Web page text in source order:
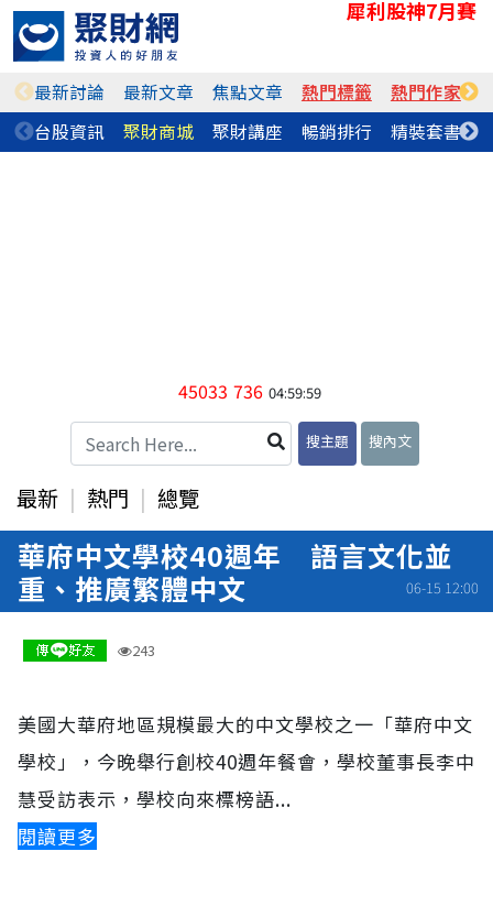
犀利股神7月賽
最新討論 最新文章 焦點文章 熱門標籤 熱門作家
台股資訊
聚財商城 聚財講座 暢銷排行 精裝套書
45033 736 04:59:59
搜主題 搜內文
最新 熱門 總覽
華府中文學校40週年 語言文化並
重、推廣繁體中文
06-15 12:00
243
美國大華府地區規模最大的中文學校之一「華府中文
學校」，今晚舉行創校40週年餐會，學校董事長李中
慧受訪表示，學校向來標榜語...
閱讀更多